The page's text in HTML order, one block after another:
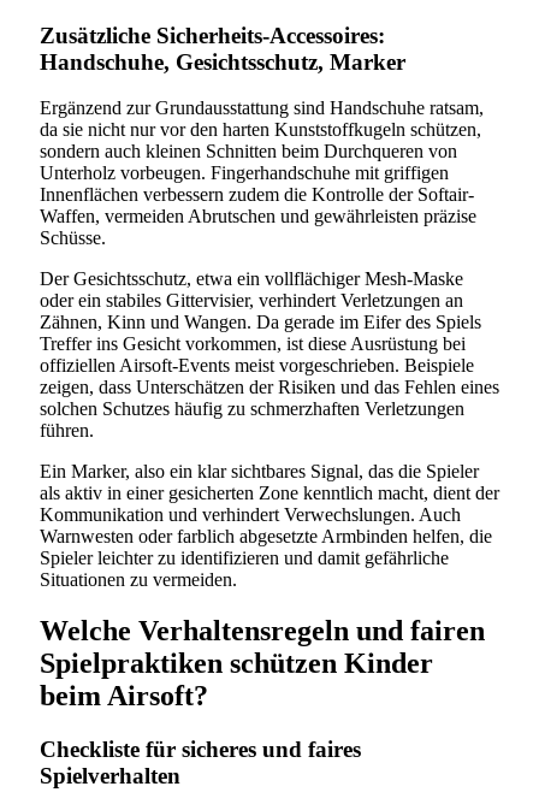
Zusätzliche Sicherheits-Accessoires:
Handschuhe, Gesichtsschutz, Marker
Ergänzend zur Grundausstattung sind Handschuhe ratsam,
da sie nicht nur vor den harten Kunststoffkugeln schützen,
sondern auch kleinen Schnitten beim Durchqueren von
Unterholz vorbeugen. Fingerhandschuhe mit griffigen
Innenflächen verbessern zudem die Kontrolle der Softair-
Waffen, vermeiden Abrutschen und gewährleisten präzise
Schüsse.
Der Gesichtsschutz, etwa ein vollflächiger Mesh-Maske
oder ein stabiles Gittervisier, verhindert Verletzungen an
Zähnen, Kinn und Wangen. Da gerade im Eifer des Spiels
Treffer ins Gesicht vorkommen, ist diese Ausrüstung bei
offiziellen Airsoft-Events meist vorgeschrieben. Beispiele
zeigen, dass Unterschätzen der Risiken und das Fehlen eines
solchen Schutzes häufig zu schmerzhaften Verletzungen
führen.
Ein Marker, also ein klar sichtbares Signal, das die Spieler
als aktiv in einer gesicherten Zone kenntlich macht, dient der
Kommunikation und verhindert Verwechslungen. Auch
Warnwesten oder farblich abgesetzte Armbinden helfen, die
Spieler leichter zu identifizieren und damit gefährliche
Situationen zu vermeiden.
Welche Verhaltensregeln und fairen
Spielpraktiken schützen Kinder
beim Airsoft?
Checkliste für sicheres und faires
Spielverhalten